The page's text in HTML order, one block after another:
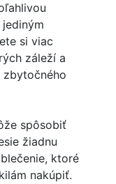
si viac
záleží a
spôsobiť
žiadnu
ktoré
nakúpiť.